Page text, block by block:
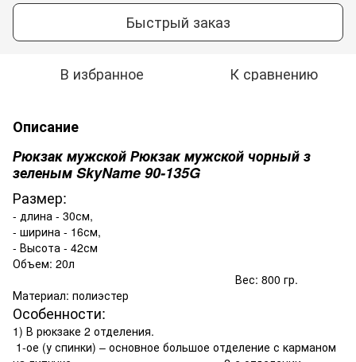
Быстрый заказ
В избранное К сравнению
Описание
Рюкзак мужской Рюкзак мужской чорный з
зеленым SkyName 90-135G
Размер:
- длина - 30см,
- ширина - 16см,
- Высота - 42см
Объем: 20л
Вес: 800 гр.
Материал: полиэстер
Особенности:
1) В рюкзаке 2 отделения.
1-ое (у спинки) – основное большое отделение с карманом